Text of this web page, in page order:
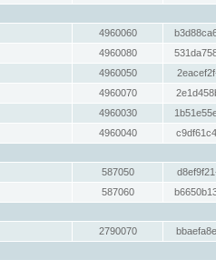
4960060
4960080
4960050
4960070
4960030
4960040
587050
587060
2790070